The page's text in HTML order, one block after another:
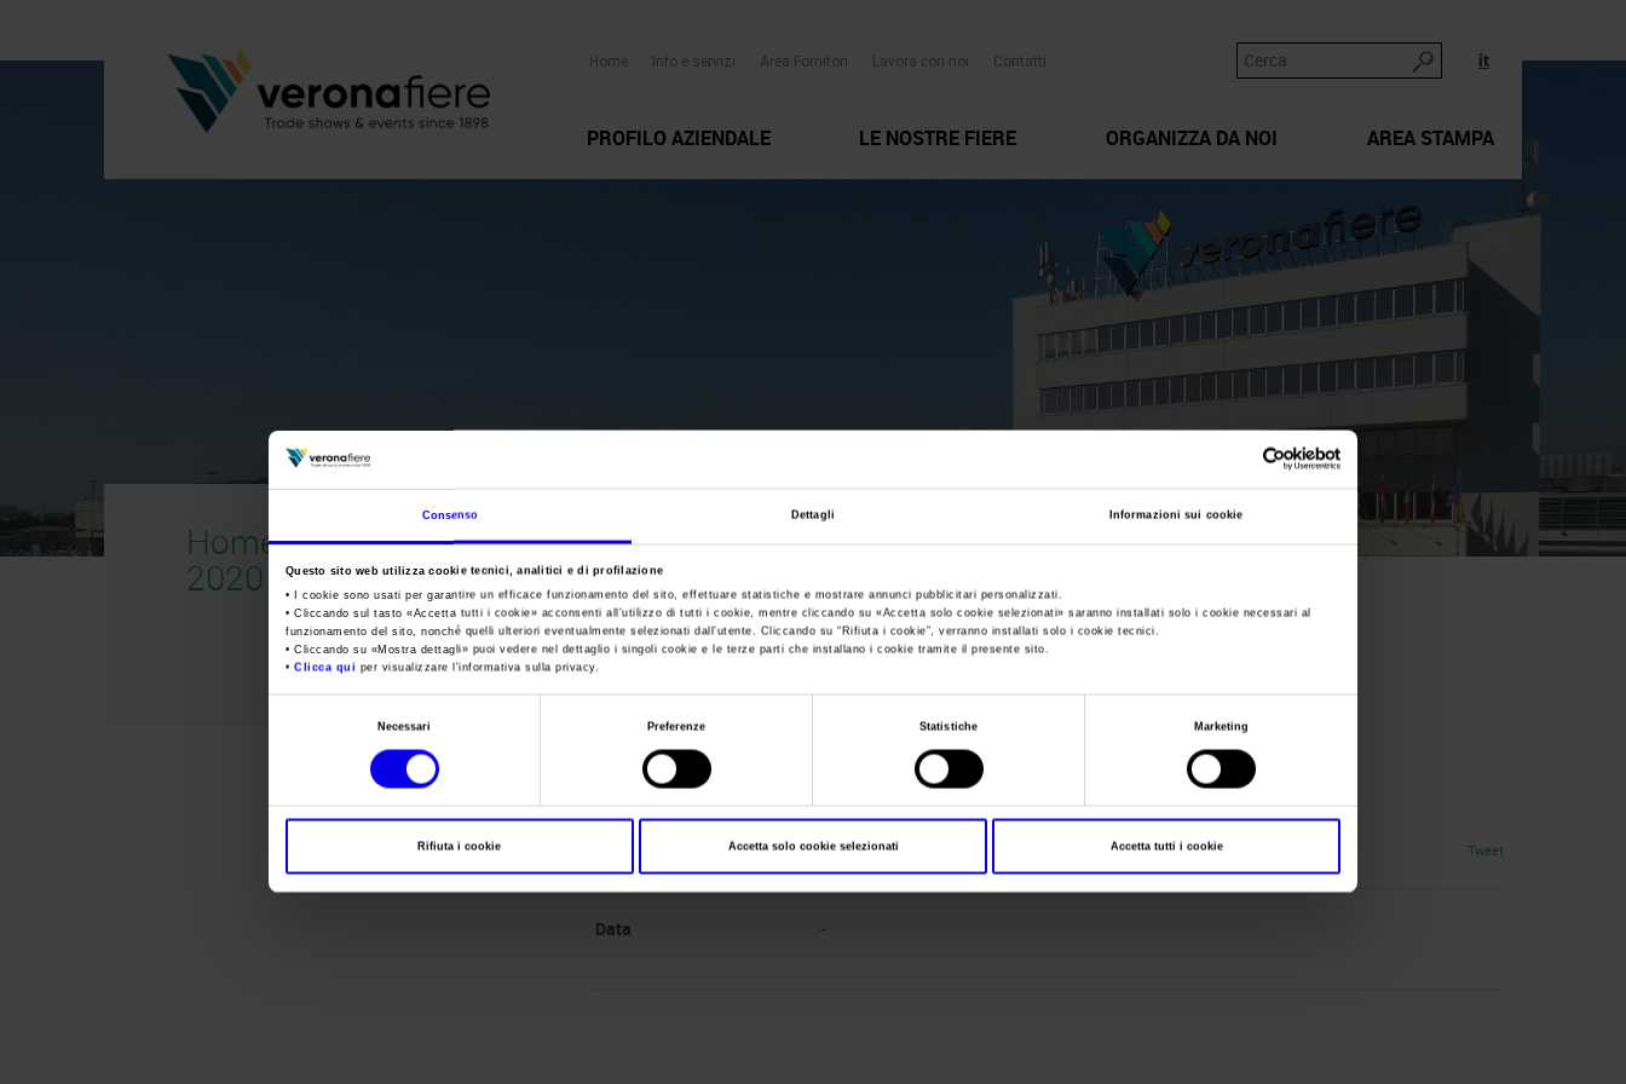
Consenso Dettagli Informazioni sui cookie
Questo sito web utilizza cookie tecnici, analitici e di profilazione
• I cookie sono usati per garantire un efficace funzionamento del sito, effettuare statistiche e mostrare annunci pubblicitari personalizzati.
• Cliccando sul tasto «Accetta tutti i cookie» acconsenti all’utilizzo di tutti i cookie, mentre cliccando su «Accetta solo cookie selezionati» saranno installati solo i cookie necessari al
funzionamento del sito, nonché quelli ulteriori eventualmente selezionati dall’utente. Cliccando su “ Rifiuta i cookie”, verranno installati solo i cookie tecnici.
• Cliccando su «Mostra dettagli» puoi vedere nel dettaglio i singoli cookie e le terze parti che installano i cookie tramite il presente sito.
•Clicca qui per visualizzare l'informativa sulla privacy.
Necessari Preferenze Statistiche Marketing
Rifiuta i cookie Accetta solo cookie selezionati Accetta tutti i cookie
it
Home Info e servizi Area Fornitori Lavora con noi Contatti
PROFILO AZIENDALE LE NOSTRE FIERE ORGANIZZA DA NOI AREA STAMPA
Home Building
2020
Sei in:Manifestazione>Home Building 2020
Tweet
Data -